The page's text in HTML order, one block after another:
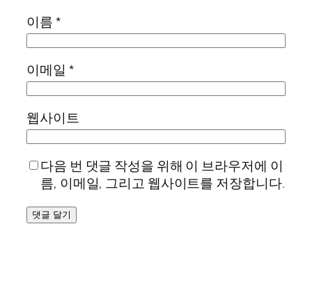
이름*
이메일 *
웹사이트
다음 번 댓글 작성을 위해 이 브라우저에 이
름, 이메일, 그리고 웹사이트를 저장합니다.